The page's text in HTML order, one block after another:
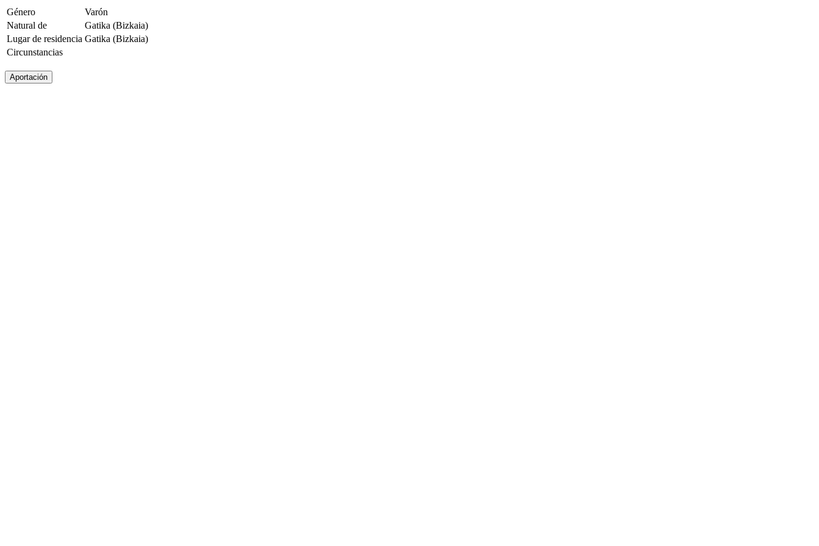
Género
Varón
Natural de
Gatika (Bizkaia)
Lugar de residencia Gatika (Bizkaia)
Circunstancias